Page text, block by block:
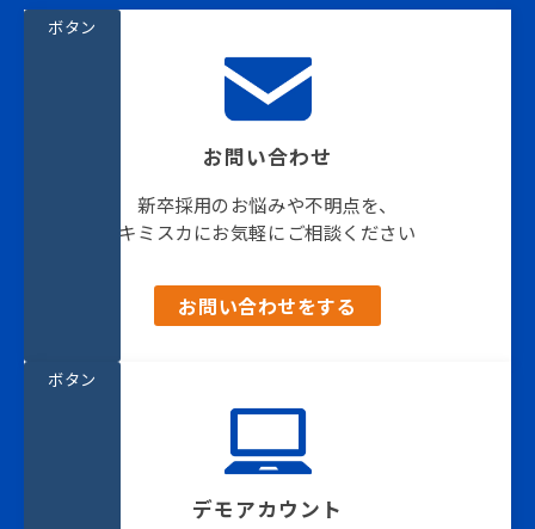
お問い合わせ
新卒採用のお悩みや不明点を、
キミスカにお気軽にご相談ください
ボタン
お問い合わせをする
デモアカウント
ボタン